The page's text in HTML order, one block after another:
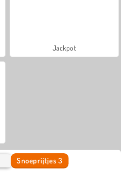
Jackpot
Snoeprijtjes 3